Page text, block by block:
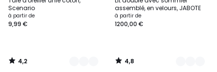
Scenario
à partir de
9,99 €
Couleurs
4,2
/
assemblé, en velours, JABOTE
à partir de
1200,00 €
Couleurs
4,8
/